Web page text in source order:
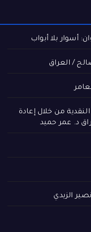
أسوار بلا أبواب
/ العراق
من خلال إعادة
د. عمر حميد
الزيدي